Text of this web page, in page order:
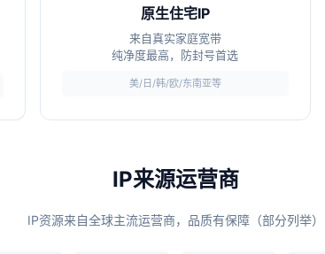
原生住宅IP
来自真实家庭宽带
纯净度最高，防封号首选
美/日/韩/欧/东南亚等
IP来源运营商
IP资源来自全球主流运营商，品质有保障（部分列举）